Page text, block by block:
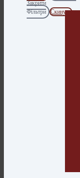
Закрити
Фільтри
Скинути